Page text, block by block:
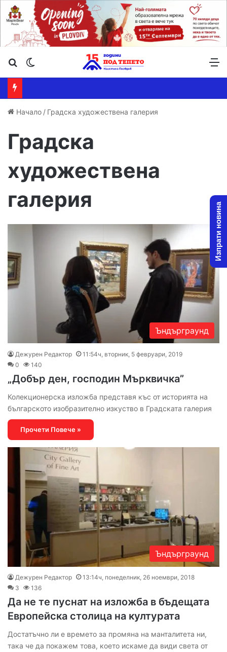
Търсене ...
Начало / Градска художествена галерия
Градска
художествена
галерия
Ъндърграунд
Дежурен Редактор
11:54ч, вторник, 5 февруари, 2019
0
140
„Добър ден, господин Мърквичка”
Колекционерска изложба представя къс от историята на
българското изобразително изкуство в Градската галерия
Прочети Повече »
Ъндърграунд
Дежурен Редактор
13:14ч, понеделник, 26 ноември, 2018
3
136
Да не те пуснат на изложба в бъдещата
Европейска столица на културата
Достатъчно ли е времето за промяна на манталитета ни,
така че да покажем това, което искаме да види света от
Изпрати новина